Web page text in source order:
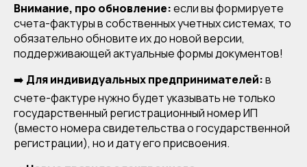
Внимание, про обновление:если вы формируете
счета-фактуры в собственных учетных системах, то
обязательно обновите их до новой версии,
поддерживающей актуальные формы документов!
➡️ Для индивидуальных предпринимателей:в
счете-фактуре нужно будет указывать не только
государственный регистрационный номер ИП
(вместо номера свидетельства о государственной
регистрации), но и дату его присвоения.